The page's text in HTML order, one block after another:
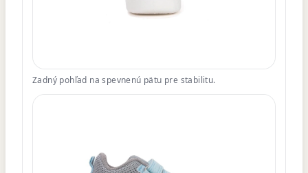
Zadný pohľad na spevnenú pätu pre stabilitu.